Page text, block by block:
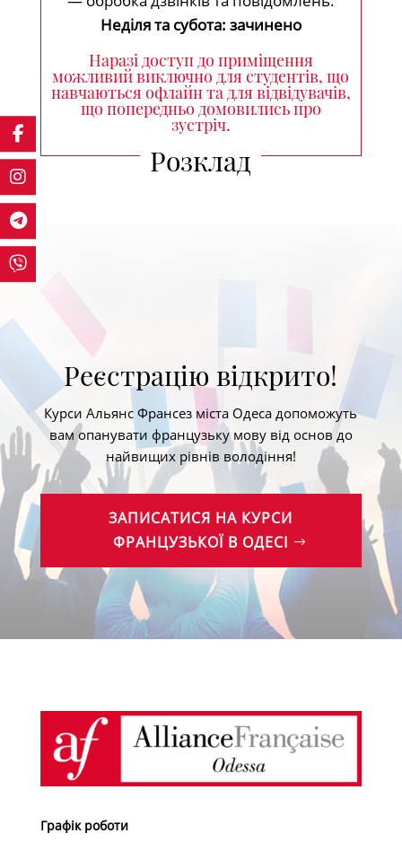
Неділя та субота: зачинено
Наразі доступ до приміщення
можливий виключно для студентів, що
навчаються офлайн та для відвідувачів,
що попередньо домовились про
зустріч.
Розклад
Реєстрацію відкрито!
Курси Альянс Франсез міста Одеса допоможуть
вам опанувати французьку мову від основ до
найвищих рівнів володіння!
ЗАПИСАТИСЯ НА КУРСИ
ФРАНЦУЗЬКОЇ В ОДЕСІ
Графік роботи